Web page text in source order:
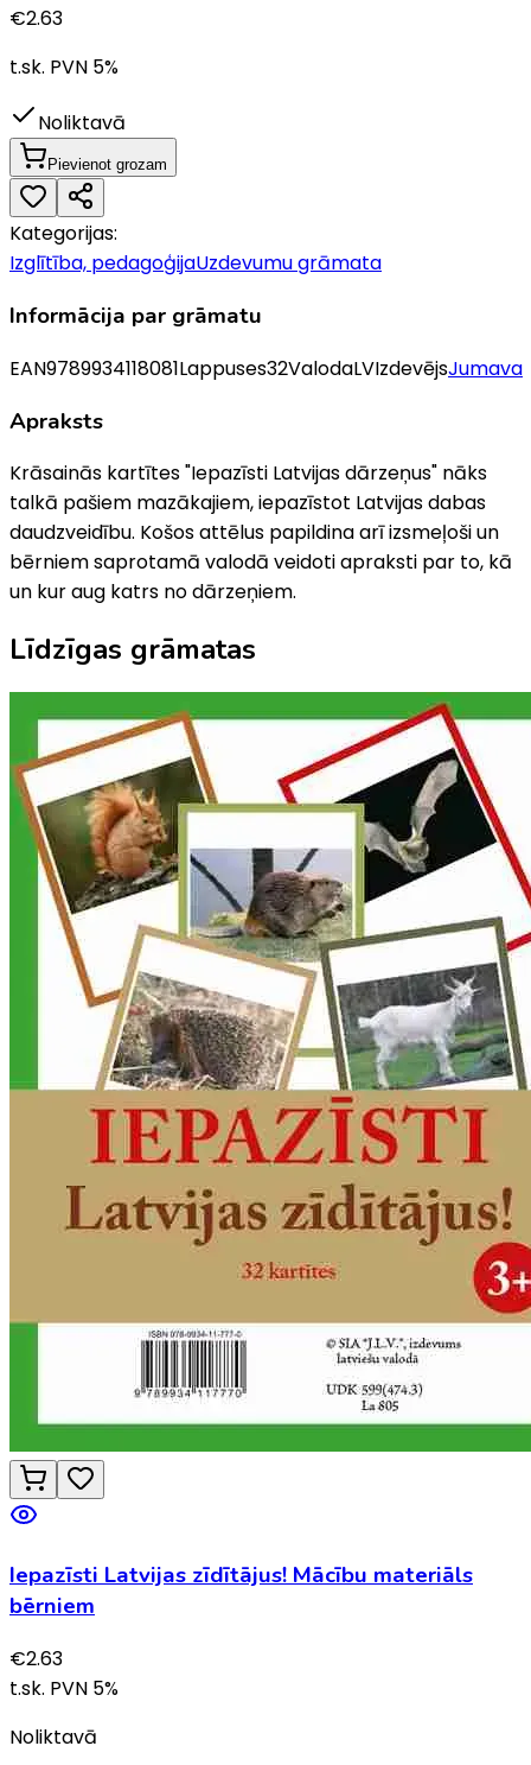
€2.63
t.sk. PVN 5%
Noliktavā
Pievienot grozam
Kategorijas:
Izglītība, pedagoģijaUzdevumu grāmata
Informācija par grāmatu
EAN9789934118081Lappuses32ValodaLVIzdevējsJumava
Apraksts
Krāsainās kartītes "Iepazīsti Latvijas dārzeņus" nāks
talkā pašiem mazākajiem, iepazīstot Latvijas dabas
daudzveidību. Košos attēlus papildina arī izsmeļoši un
bērniem saprotamā valodā veidoti apraksti par to, kā
un kur aug katrs no dārzeņiem.
Līdzīgas grāmatas
Iepazīsti Latvijas zīdītājus! Mācību materiāls
bērniem
€2.63
t.sk. PVN 5%
Noliktavā